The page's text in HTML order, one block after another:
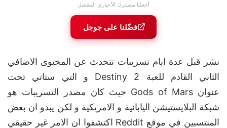
أجعلنا مصدرك الأخباري المفضل
فضّلنا على جوجل
نشر قبل عدة ايام تسريبات تتحدث عن المحتوى الاضافي
الثاني القادم للعبة Destiny 2 و التي ستاتي تحت
عنوان Gods of Mars حيث كان مصدر التسريبات هو
شبكة البلايستيشن اليابانية و الامريكية و لكن يبدو ان بعض
المنتسبين في موقع Reddit اكتشفوا ان الامر غير حقيقي